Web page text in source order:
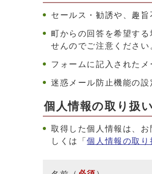
セールス・勧誘や、趣
町からの回答を希望す
せんのでご注意ください
フォームに記入された
迷惑メール防止機能の
個人情報の取り扱
取得した個人情報は、
しくは「個人情報の取り